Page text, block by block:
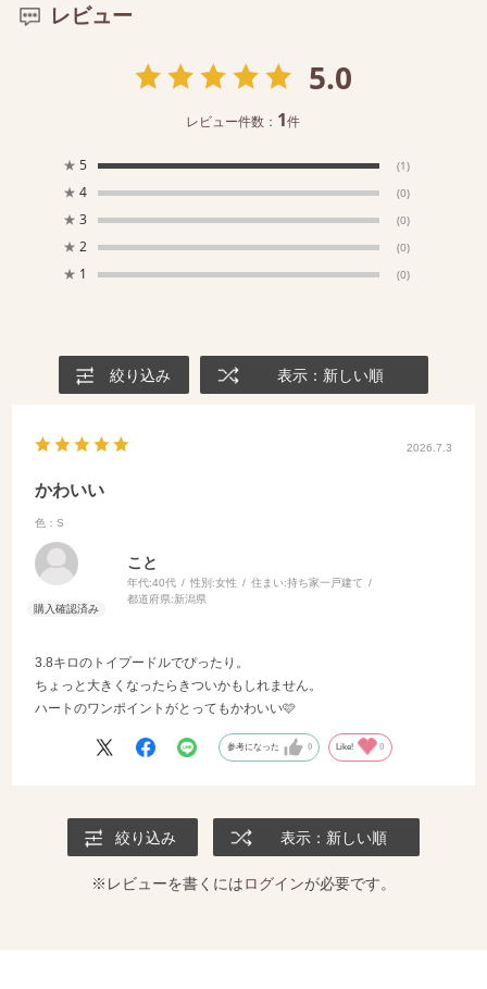
レビュー
5.0
レビュー件数： 1件
★ 5 (1)
★ 4 (0)
★ 3 (0)
★ 2 (0)
★ 1 (0)
絞り込み 表示：新しい順
2026.7.3
かわいい
色：S
こと
年代:40代 性別:女性 住まい:持ち家一戸建て
都道府県:新潟県
3.8キロのトイプードルでぴったり。
ちょっと大きくなったらきついかもしれません。
ハートのワンポイントがとってもかわいい🩷
参考になった 0 Like! 0
絞り込み 表示：新しい順
※レビューを書くにはログインが必要です。